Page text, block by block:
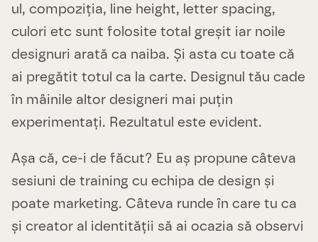
ul, compoziția, line height, letter spacing,
culori etc sunt folosite total greșit iar noile
designuri arată ca naiba. Și asta cu toate că
ai pregătit totul ca la carte. Designul tău cade
în mâinile altor designeri mai puțin
experimentați. Rezultatul este evident.
Așa că, ce-i de făcut? Eu aș propune câteva
sesiuni de training cu echipa de design și
poate marketing. Câteva runde în care tu ca
și creator al identității să ai ocazia să observi